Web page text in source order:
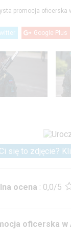
promocja oficerska
Google Plus
się to zdjęcie?
ocena : 0,0/5
oficerska w